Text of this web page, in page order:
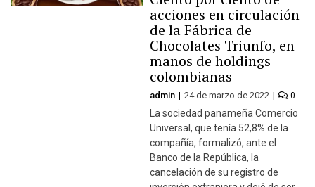
acciones en circulación
de la Fábrica de
Chocolates Triunfo, en
manos de holdings
colombianas
admin 24 de marzo de 2022 0
La sociedad panameña Comercio
Universal, que tenía 52,8% de la
compañía, formalizó, ante el
Banco de la República, la
cancelación de su registro de